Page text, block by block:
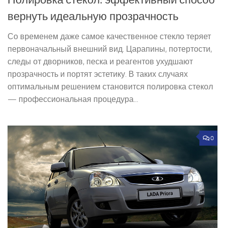
вернуть идеальную прозрачность
Со временем даже самое качественное стекло теряет
первоначальный внешний вид. Царапины, потертости,
следы от дворников, песка и реагентов ухудшают
прозрачность и портят эстетику. В таких случаях
оптимальным решением становится полировка стекол
— профессиональная процедура...
0